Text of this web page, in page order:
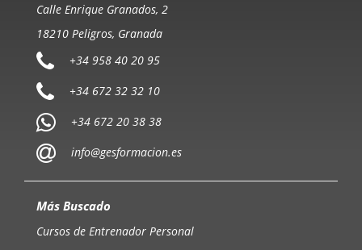
Calle Enrique Granados, 2
18210 Peligros, Granada
+34 958 40 20 95
+34 672 32 32 10
+34 672 20 38 38
info@gesformacion.es
Más Buscado
Cursos de Entrenador Personal